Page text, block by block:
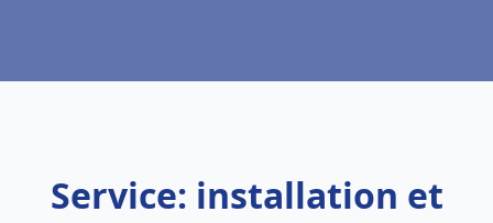
Service: installation et